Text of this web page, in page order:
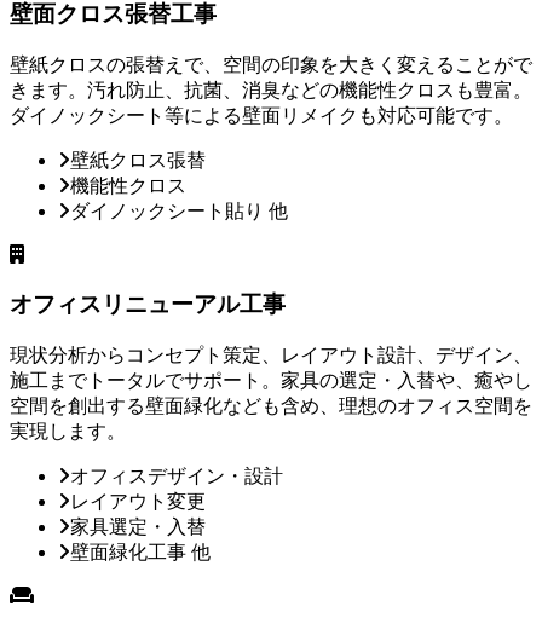
壁面クロス張替工事
壁紙クロスの張替えで、空間の印象を大きく変えることがで
きます。汚れ防止、抗菌、消臭などの機能性クロスも豊富。
ダイノックシート等による壁面リメイクも対応可能です。
壁紙クロス張替
機能性クロス
ダイノックシート貼り 他
オフィスリニューアル工事
現状分析からコンセプト策定、レイアウト設計、デザイン、
施工までトータルでサポート。家具の選定・入替や、癒やし
空間を創出する壁面緑化なども含め、理想のオフィス空間を
実現します。
オフィスデザイン・設計
レイアウト変更
家具選定・入替
壁面緑化工事 他